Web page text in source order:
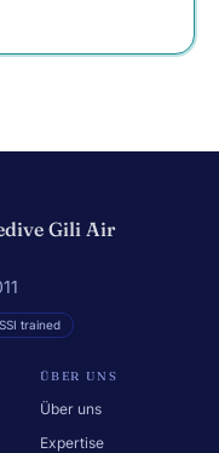
Gili Air
trained
ÜBER UNS
Über uns
Expertise